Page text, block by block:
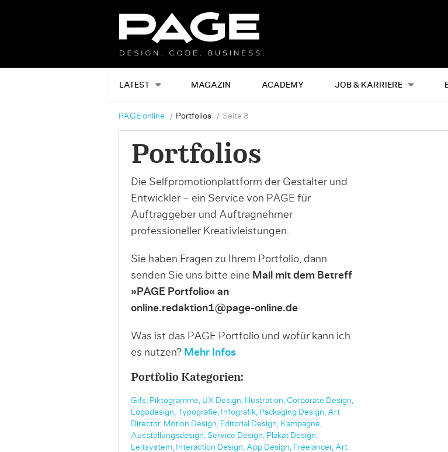
LATEST MAGAZIN ACADEMY JOB & KARRIERE
PAGE online Portfolios Seite 8
Portfolios
Die Selfpromotionplattform der Gestalter und
Entwickler – ein Service von PAGE für
Auftraggeber und Auftragnehmer
professioneller Kreativleistungen.
Sie haben Fragen zu Ihrem Portfolio, dann
senden Sie uns bitte eine Mail mit dem Betreff
»PAGE Portfolio« an
online.redaktion1@page-online.de
Was ist das PAGE Portfolio und wofür kann ich
es nutzen? Mehr Infos
Portfolio Kategorien:
Gifs, Piktogramme, UX Design, Illustration, Corporate Design,
Logodesign,
Typografie, Infografik, Packaging Design, Art
Director, Motion Design, Editorial Design, Kampagne,
Ausstellungsdesign, Service Design, Plakat Design,
Leitsystem,
Interaction Design, App Design, Freelancer, Art